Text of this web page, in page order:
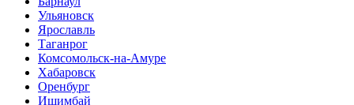
Ульяновск
Ярославль
Таганрог
Комсомольск-на-Амуре
Хабаровск
Оренбург
Ишимбай